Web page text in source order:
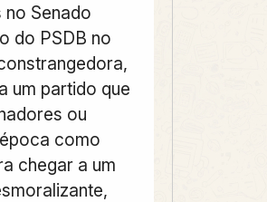
Senado
do PSDB no
um partido que
ou
como
chegar a um